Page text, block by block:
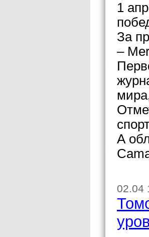
1
За
–
А
02.04